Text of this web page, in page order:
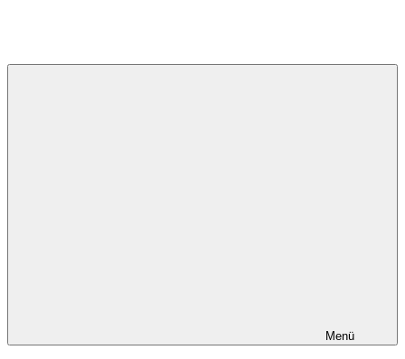
Menü